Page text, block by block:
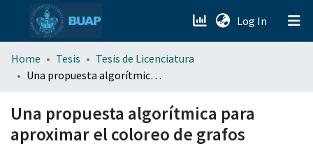
Log In (current)
menu.section.about_menu
Home Tesis
Tesis de Licenciatura
Una propuesta algorítmica para aproximar el coloreo de grafos
Una propuesta algorítmica para
aproximar el coloreo de grafos